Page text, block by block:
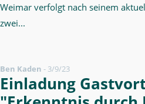
Weimar verfolgt nach seinem
zwei...
Ben Kaden - 3/9/23
Einladung